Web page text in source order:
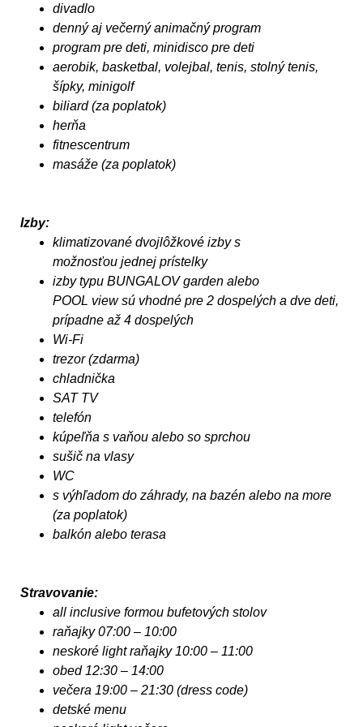
divadlo
denný aj večerný animačný program
program pre deti, minidisco pre deti
aerobik, basketbal, volejbal, tenis, stolný tenis,
šípky, minigolf
biliard (za poplatok)
herňa
fitnescentrum
masáže (za poplatok)
Izby:
klimatizované dvojlôžkové izby s
možnosťou jednej prístelky
izby typu BUNGALOV garden alebo
POOL view sú vhodné pre 2 dospelých a dve deti,
prípadne až 4 dospelých
Wi-Fi
trezor (zdarma)
chladnička
SAT TV
telefón
kúpeľňa s vaňou alebo so sprchou
sušič na vlasy
WC
s výhľadom do záhrady, na bazén alebo na more
(za poplatok)
balkón alebo terasa
Stravovanie:
all inclusive formou bufetových stolov
raňajky 07:00 – 10:00
neskoré light raňajky 10:00 – 11:00
obed 12:30 – 14:00
večera 19:00 – 21:30 (dress code)
detské menu